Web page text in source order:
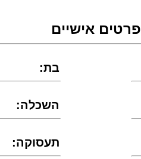
פרטים אישיים
:בת
:השכלה
:תעסוקה